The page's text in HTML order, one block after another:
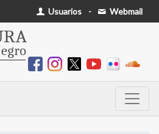
Usuarios - Webmail